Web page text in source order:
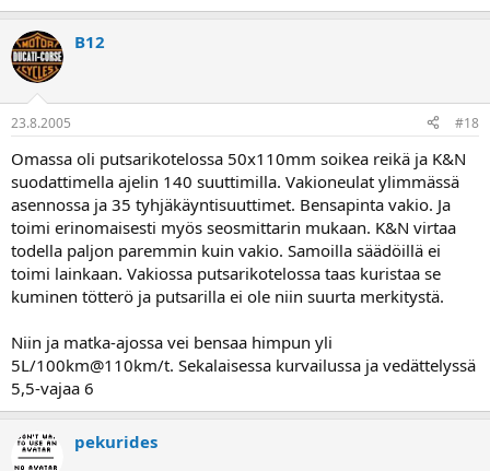
B12
23.8.2005 #18
Omassa oli putsarikotelossa 50x110mm soikea reikä ja K&N
suodattimella ajelin 140 suuttimilla. Vakioneulat ylimmässä
asennossa ja 35 tyhjäkäyntisuuttimet. Bensapinta vakio. Ja
toimi erinomaisesti myös seosmittarin mukaan. K&N virtaa
todella paljon paremmin kuin vakio. Samoilla säädöillä ei
toimi lainkaan. Vakiossa putsarikotelossa taas kuristaa se
kuminen tötterö ja putsarilla ei ole niin suurta merkitystä.
Niin ja matka-ajossa vei bensaa himpun yli
5L/100km@110km/t. Sekalaisessa kurvailussa ja vedättelyssä
5,5-vajaa 6
pekurides